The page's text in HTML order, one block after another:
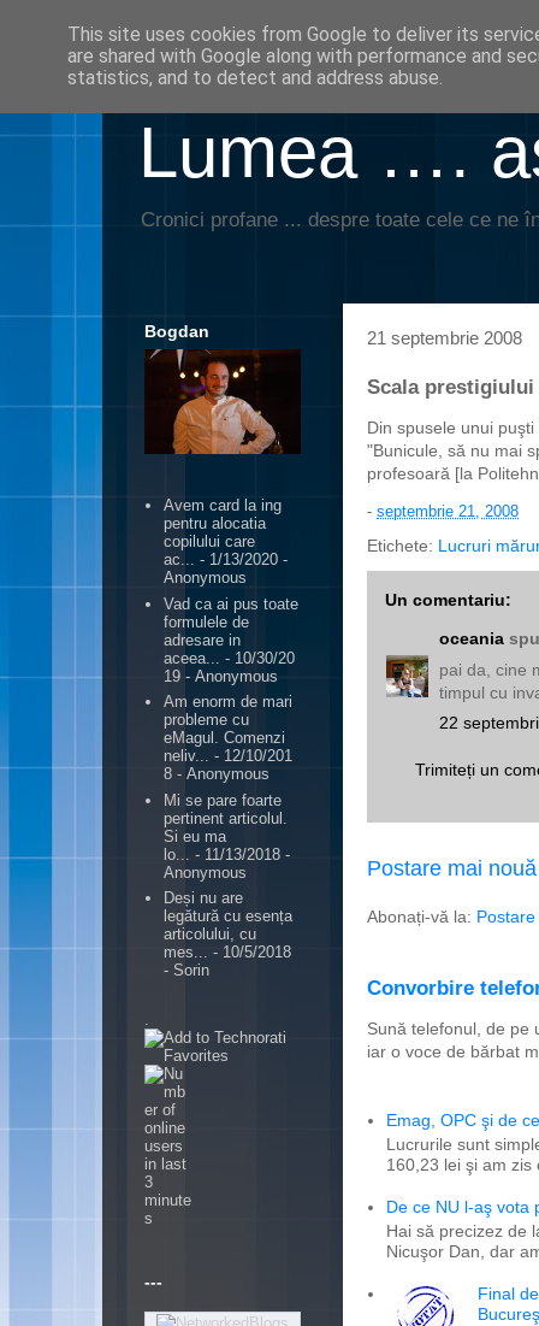
Lumea ….
Cronici profane ... despre toate cele ce ne
21 septembrie 2008
Scala
Din spusele unui
"Bunicule, să nu mai
profesoară [la
- septembrie 21, 2008
Etichete: Lucruri
Un comentariu:
oceania
pai da, cine
timpul cu
22
Trimiteți un
Postare mai nouă
Abonați-vă la:
Convorbire
Sună telefonul, de pe
iar o voce de bărbat
Emag, OPC şi de
Lucrurile sunt
160,23 lei şi am
De ce NU l-aş vota
Hai să precizez de
Nicuşor Dan, dar
Final
Bogdan
Avem card la ing
pentru alocatia
copilului care
ac... - 1/13/2020 -
Anonymous
Vad ca ai pus toate
formulele de
adresare in
aceea...
- 10/30/20
19 - Anonymous
Am enorm de mari
probleme cu
eMagul. Comenzi
neliv... - 12/10/201
8 - Anonymous
Mi se pare foarte
pertinent articolul.
Si eu ma
lo...
- 11/13/2018 -
Anonymous
Deși nu are
legătură cu esența
articolului, cu
mes... - 10/5/2018
- Sorin
---
This site uses cookies from Google to deliver its
are shared with Google along with performance and
statistics, and to detect and address abuse.